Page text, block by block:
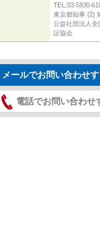
TEL:03-5830-
東京都知事 (2)
公益社団法人全
証協会
メールでお問い合わせ
電話でお問い合わせ